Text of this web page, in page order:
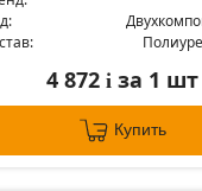
4 872i за 1 шт
Купить